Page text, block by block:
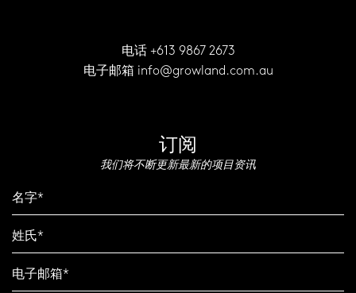
电话 +613 9867 2673
电子邮箱 info@growland.com.au
订阅
我们将不断更新最新的项目资讯